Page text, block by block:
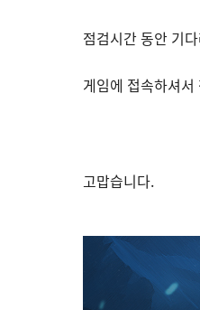
점검시간 동안 기
게임에 접속하셔
고맙습니다.